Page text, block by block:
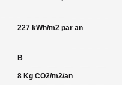
227 kWh/m2 par an
B
8 Kg CO2/m2/an